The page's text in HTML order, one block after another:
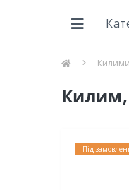
Килими
Килим,
Під